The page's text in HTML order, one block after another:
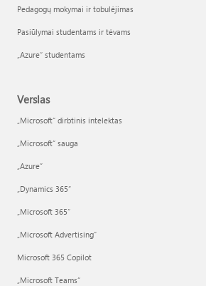
Pedagogų mokymai ir tobulėjimas
Pasiūlymai studentams ir tėvams
„Azure“ studentams
Verslas
„Microsoft“ dirbtinis intelektas
„Microsoft“ sauga
„Azure”
„Dynamics 365“
„Microsoft 365“
„Microsoft Advertising“
Microsoft 365 Copilot
„Microsoft Teams“